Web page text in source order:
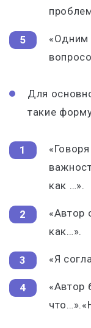
«Одним
Для
такие
как …».
«Автор
как…».
«Я
«Автор